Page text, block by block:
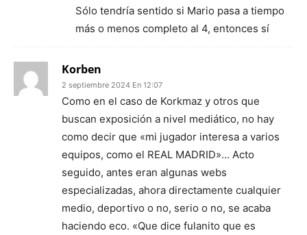
Sólo tendría sentido si Mario pasa a tiempo
más o menos completo al 4, entonces sí
Korben
2 septiembre 2024 En 12:07
Como en el caso de Korkmaz y otros que
buscan exposición a nivel mediático, no hay
como decir que «mi jugador interesa a varios
equipos, como el REAL MADRID»… Acto
seguido, antes eran algunas webs
especializadas, ahora directamente cualquier
medio, deportivo o no, serio o no, se acaba
haciendo eco. «Que dice fulanito que es